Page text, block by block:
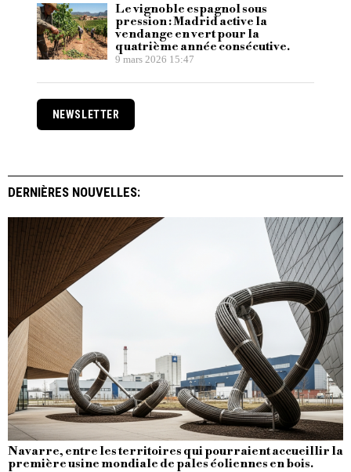
Le vignoble espagnol sous
pression : Madrid active la
vendange en vert pour la
quatrième année consécutive.
9 mars 2026 15:47
NEWSLETTER
DERNIÈRES NOUVELLES:
Navarre, entre les territoires qui pourraient accueillir la
première usine mondiale de pales éoliennes en bois.